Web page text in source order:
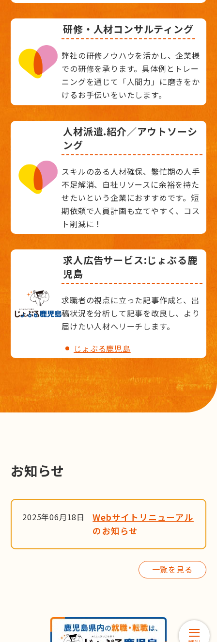
研修・人材コンサルティング
弊社の研修ノウハウを活かし、企業様
での研修を承ります。具体例とトレー
ニングを通じて「人間力」に磨きをか
けるお手伝いをいたします。
人材派遣.紹介／アウトソーシ
ング
スキルのある人材確保、繁忙期の人手
不足解消、自社リソースに余裕を持た
せたいという企業におすすめです。短
期依頼で人員計画も立てやすく、コス
ト削減に！
求人広告サービス:じょぶる鹿
児島
求職者の視点に立った記事作成と、出
稿状況を分析して記事を改良し、より
届けたい人材へリーチします。
じょぶる鹿児島
お知らせ
Webサイトリニューアル
のお知らせ
2025年06月18日
一覧を見る